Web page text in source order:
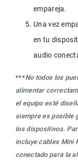
empareja.
Una vez
en tu
audio
***No todos los
alimentar
el equipo esté
siempre es posible
los dispositivos.
incluye cables Mini
conectado para la